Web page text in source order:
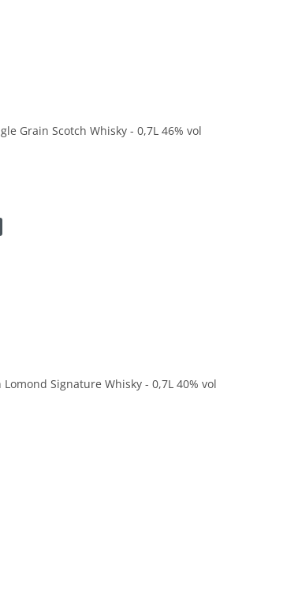
Grain Scotch Whisky - 0,7L 46% vol
Lomond Signature Whisky - 0,7L 40% vol